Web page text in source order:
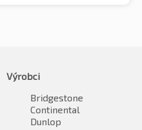
Výrobci
Bridgestone
Continental
Dunlop